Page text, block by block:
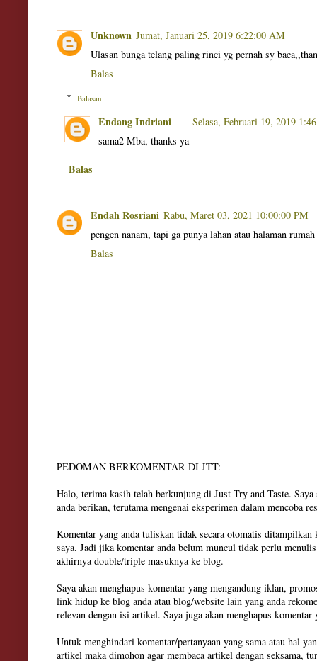
Unknown Jumat, Januari 25, 2019 6:22:00 AM
Ulasan bunga telang paling rinci yg pernah sy
Balas
Balasan
Endang Indriani
Selasa, Februari 19, 2019
sama2 Mba, thanks ya
Balas
Endah Rosriani Rabu, Maret 03, 2021 10:00:00 PM
pengen nanam, tapi ga punya lahan atau halaman
Balas
PEDOMAN BERKOMENTAR DI JTT:
Halo, terima kasih telah berkunjung di Just Try and Taste. Saya
anda berikan, terutama mengenai eksperimen dalam mencoba
Komentar yang anda tuliskan tidak secara otomatis ditampilkan
saya. Jadi jika komentar anda belum muncul tidak perlu
akhirnya double/triple masuknya ke blog.
Saya akan menghapus komentar yang mengandung iklan,
link hidup ke blog anda atau blog/website lain yang anda
relevan dengan isi artikel. Saya juga akan menghapus
Untuk menghindari komentar/pertanyaan yang sama atau hal
artikel maka dimohon agar membaca artikel dengan seksama,